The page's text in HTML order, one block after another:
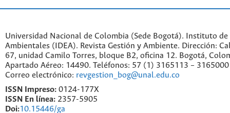
Universidad Nacional de Colombia (Sede Bogotá). Instituto de
Ambientales (IDEA). Revista Gestión y Ambiente. Dirección:
67, unidad Camilo Torres, bloque B2, oficina 12. Bogotá,
Apartado Aéreo: 14490. Teléfonos: 57 (1) 3165113 –
Correo electrónico: revgestion_bog@unal.edu.co
ISSN Impreso: 0124-177X
ISSN En línea: 2357-5905
Doi:10.15446/ga